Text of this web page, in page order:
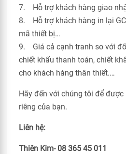
7. Hỗ trợ khách hàng giao
8. Hỗ trợ khách hàng in lại
mã thiết bị…
9. Giá cả cạnh tranh so với
chiết khấu thanh toán, chiết
cho khách hàng thân thiết.…
Hãy đến với chúng tôi để được
riêng của bạn.
Liên hệ:
Thiên Kim- 08 365 45 011